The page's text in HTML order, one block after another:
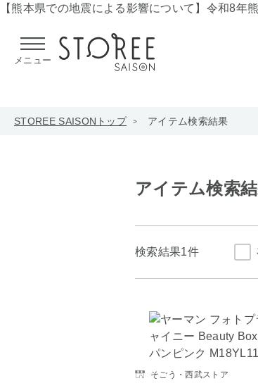
【熊本県での地震による影響について】 令和8年
メニュー
STOREE SAISONトップ アイテム検索結果
アイテム検索
検索結果1件
そごう・西武ストア